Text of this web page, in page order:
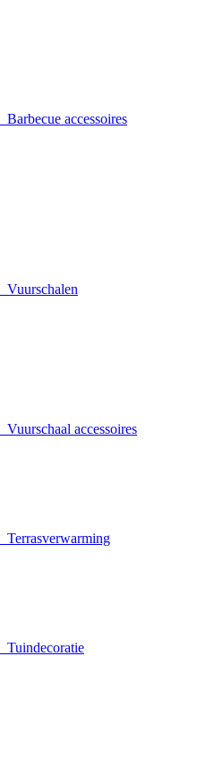
Barbecue accessoires
Vuurschalen
Vuurschaal accessoires
Terrasverwarming
Tuindecoratie